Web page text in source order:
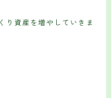
り資産を増やしていきま